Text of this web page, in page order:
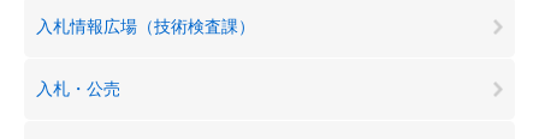
入札情報広場（技術検査課）
入札・公売